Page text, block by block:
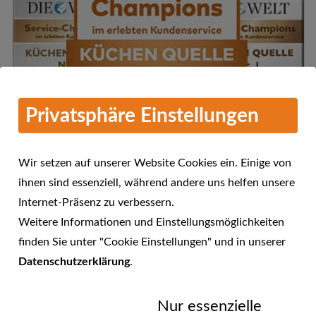
Mehr Informationen
KÜCHEN QUELLE - Service-
Champions 2016 im erlebten
Privatsphäre Einstellungen
Wir setzen auf unserer Website Cookies ein. Einige von
ihnen sind essenziell, während andere uns helfen unsere
Internet-Präsenz zu verbessern.
Weitere Informationen und Einstellungsmöglichkeiten
finden Sie unter "Cookie Einstellungen" und in unserer
Datenschutzerklärung.
Nur essenzielle